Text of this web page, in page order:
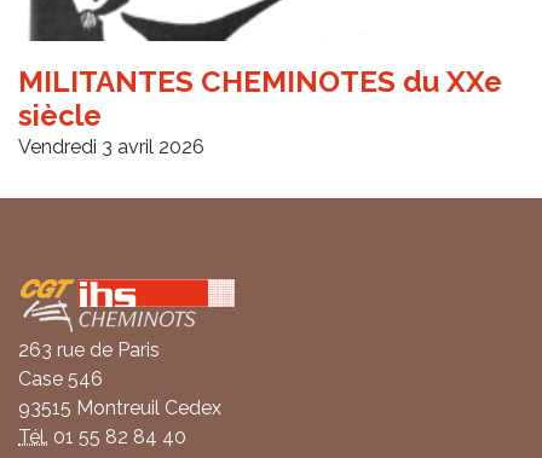
MILITANTES CHEMINOTES du XXe
siècle
Vendredi 3 avril 2026
Coordonnées
263 rue de Paris
Case 546
93515 Montreuil Cedex
Tél. 01 55 82 84 40